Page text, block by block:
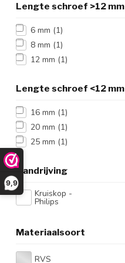
9,9
Lengte schroef >12 mm
6 mm (1)
8 mm (1)
12 mm (1)
Lengte schroef <12 mm
16 mm (1)
20 mm (1)
25 mm (1)
Aandrijving
Kruiskop -
Philips
Materiaalsoort
RVS